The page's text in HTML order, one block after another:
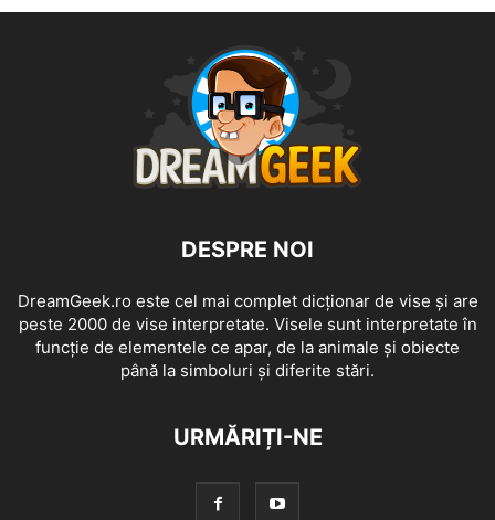
DESPRE NOI
DreamGeek.ro este cel mai complet dicționar de vise și are
peste 2000 de vise interpretate. Visele sunt interpretate în
funcție de elementele ce apar, de la animale și obiecte
până la simboluri și diferite stări.
URMĂRIȚI-NE